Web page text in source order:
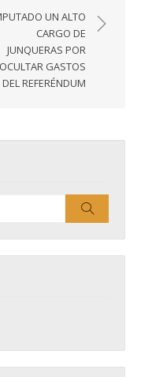
UN ALTO
CARGO DE
JUNQUERAS POR
OCULTAR GASTOS
DEL REFERÉNDUM